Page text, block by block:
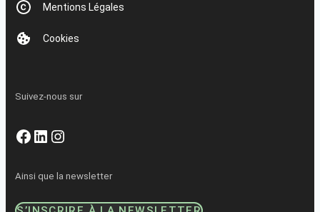
Mentions Légales
Cookies
Suivez-nous sur
Facebook
LinkedIn
Instagram
Ainsi que la newsletter